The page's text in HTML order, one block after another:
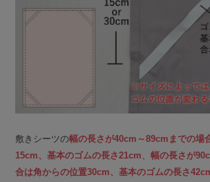
敷きシーツの幅の長さが40cm～89cmまでの場
15cm、基本のゴムの長さ21cm 、幅の長さが
合は角からの位置30cm、基本のゴムの長さ